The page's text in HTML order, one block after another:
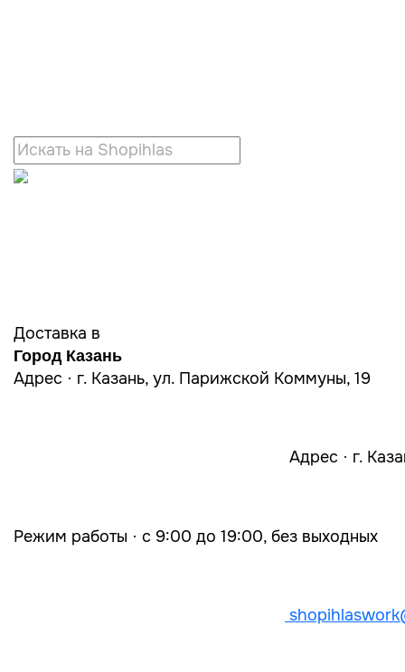
Доставка в
Город Казань
Адрес · г. Казань, ул. Парижской Коммуны, 19
Адрес · г.
Режим работы · с 9:00 до 19:00, без выходных